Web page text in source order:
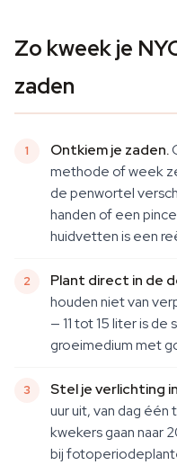
Zo kweek je
zaden
Ontkiem je zaden.
methode of week
de penwortel
handen of een
huidvetten is een
Plant direct in de
houden niet van
— 11 tot 15 liter is
groeimedium met
Stel je verlichting
uur uit, van dag
kwekers gaan naar
bij